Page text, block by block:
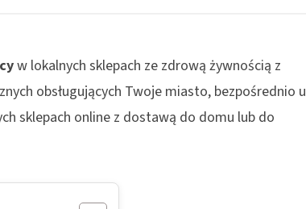
w lokalnych sklepach ze zdrową żywnością z
obsługujących Twoje miasto, bezpośrednio u
sklepach online z dostawą do domu lub do